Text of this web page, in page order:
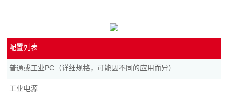
配置列表
普通或工业PC（详细规格，可能因不同的应用而异）
工业电源